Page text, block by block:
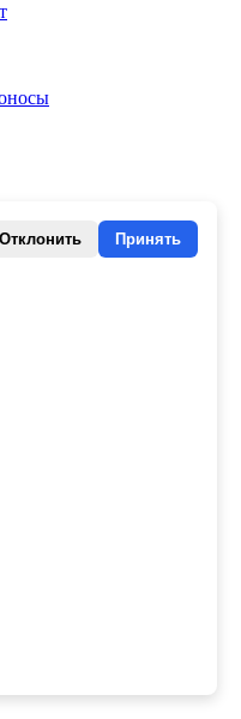
кернеры
колец
Отклонить Принять